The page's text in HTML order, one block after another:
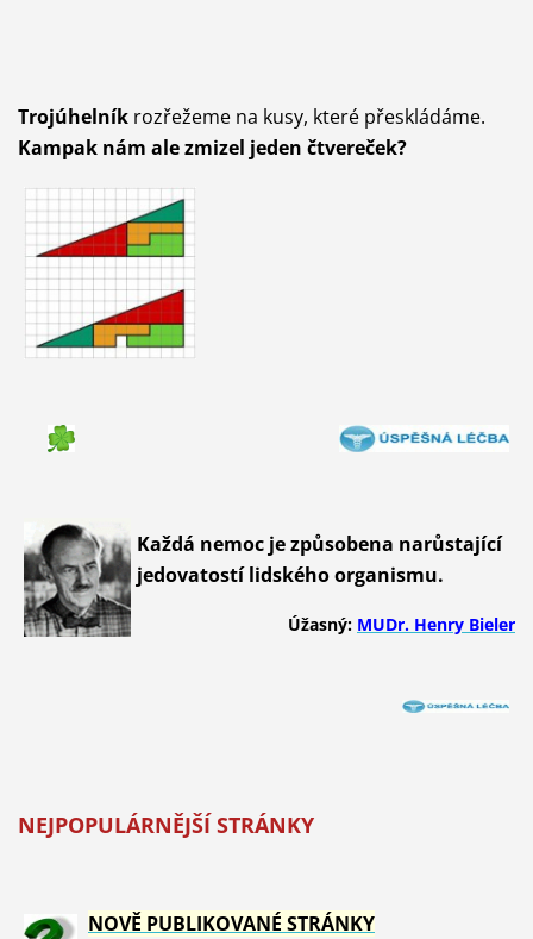
Trojúhelníkrozřežeme na kusy, které přeskládáme.
Kampak nám ale zmizel jeden čtvereček?
Každá nemoc je způsobena narůstající
jedovatostí lidského organismu.
Úžasný: MUDr. Henry Bieler
NEJPOPULÁRNĚJŠÍ STRÁNKY
NOVĚ PUBLIKOVANÉ STRÁNKY